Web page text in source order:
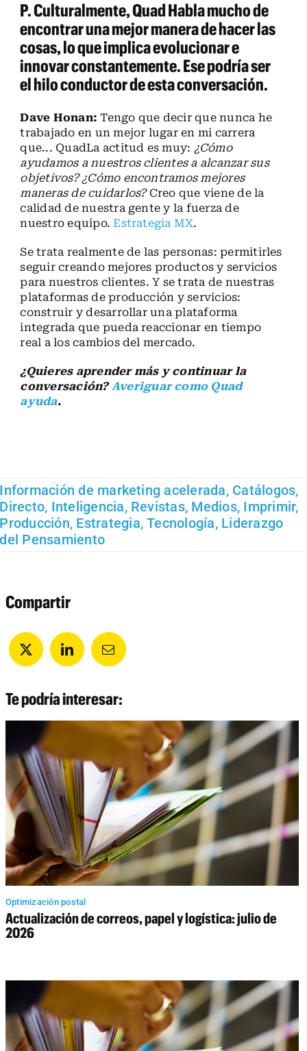
P. Culturalmente, Quad Habla mucho de
encontrar una mejor manera de hacer las
cosas, lo que implica evolucionar e
innovar constantemente. Ese podría ser
el hilo conductor de esta conversación.
Dave Honan: Tengo que decir que nunca he
trabajado en un mejor lugar en mi carrera
que... QuadLa actitud es muy: ¿Cómo
ayudamos a nuestros clientes a alcanzar sus
objetivos? ¿Cómo encontramos mejores
maneras de cuidarlos?Creo que viene de la
calidad de nuestra gente y la fuerza de
nuestro equipo.Estrategia MX.
Se trata realmente de las personas: permitirles
seguir creando mejores productos y servicios
para nuestros clientes. Y se trata de nuestras
plataformas de producción y servicios:
construir y desarrollar una plataforma
integrada que pueda reaccionar en tiempo
real a los cambios del mercado.
¿Quieres aprender más y continuar la
conversación?Averiguar como Quad
ayuda.
Información de marketing acelerada, Catálogos,
Directo, Inteligencia, Revistas, Medios, Imprimir,
Producción, Estrategia,Tecnología, Liderazgo
del Pensamiento
Compartir
Te podría interesar:
Optimización postal
Actualización de correos, papel y logística: julio de
2026